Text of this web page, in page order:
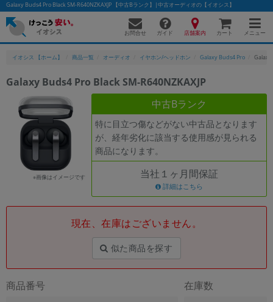
Galaxy Buds4 Pro Black SM-R640NZKAXJP 【中古Bランク】|中古オーディオの【イオシス】
お問合せ ガイド 店舗案内 カート メニュー
イオシス 【ホーム】 商品一覧 オーディオ イヤホン/ヘッドホン Galaxy Buds4 Pro Galaxy
Galaxy Buds4 Pro Black SM-R640NZKAXJP
※画像はイメージです
中古Bランク
特に目立つ傷などがない中古品となります
が、経年劣化に該当する使用感が見られる
商品になります。
当社１ヶ月間保証
詳細はこちら
現在、在庫はございません。
似た商品を探す
商品番号 在庫数
かんたんパソコン検索に切り替える
フリーワード
除外ワード
カテゴリー
商品ジャンルの絞り込み
「スマートフォン」「タブレット」など